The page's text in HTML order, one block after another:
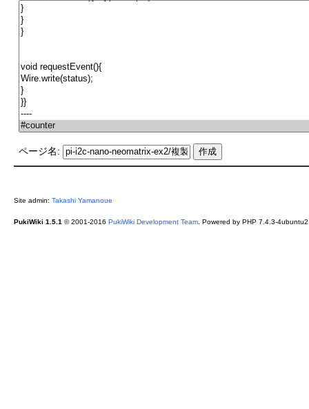
ページ名:
Site admin: Takashi Yamanoue
PukiWiki 1.5.1 © 2001-2016 PukiWiki Development Team. Powered by PHP 7.4.3-